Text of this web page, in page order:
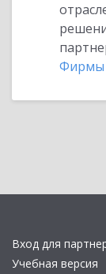
Фирмы
Вход для
Учебная версия